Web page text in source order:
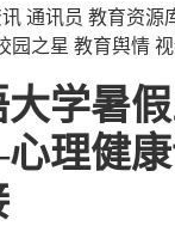
通讯员 教育资源
园之星 教育舆情
学暑
理健康